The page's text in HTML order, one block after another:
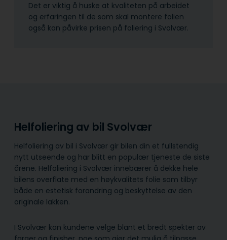
Det er viktig å huske at kvaliteten på arbeidet
og erfaringen til de som skal montere folien
også kan påvirke prisen på foliering i Svolvær.
Helfoliering av bil Svolvær
Helfoliering av bil i Svolvær gir bilen din et fullstendig
nytt utseende og har blitt en populær tjeneste de siste
årene. Helfoliering i Svolvær innebærer å dekke hele
bilens overflate med en høykvalitets folie som tilbyr
både en estetisk forandring og beskyttelse av den
originale lakken.
I Svolvær kan kundene velge blant et bredt spekter av